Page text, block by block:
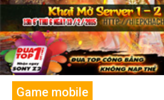
Game mobile